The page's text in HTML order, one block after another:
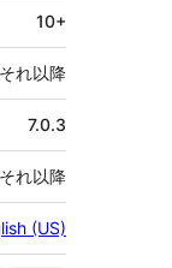
10+
れ以降
7.0.3
れ以降
(US)